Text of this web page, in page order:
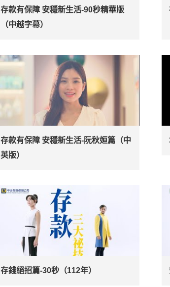
存款有保障 安穩新生活-90秒精華版
（中越字幕）
存款有保障 安穩新生活-阮秋姮篇（中
英版）
存錢絕招篇-30秒（112年）